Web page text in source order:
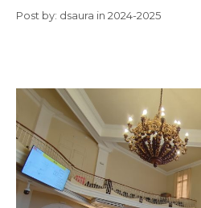
Post by: dsaura in 2024-2025